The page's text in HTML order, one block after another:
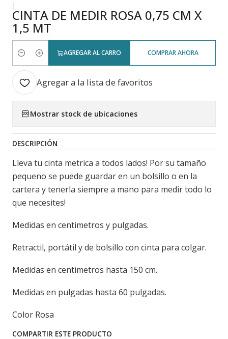
|
CINTA DE MEDIR ROSA 0,75 CM X
1,5 MT
Cantidad
AGREGAR AL CARRO COMPRAR AHORA
Agregar a la lista de favoritos
Mostrar stock de ubicaciones
DESCRIPCIÓN
Lleva tu cinta metrica a todos lados! Por su tamaño
pequeno se puede guardar en un bolsillo o en la
cartera y tenerla siempre a mano para medir todo lo
que necesites!
Medidas en centimetros y pulgadas.
Retractil, portátil y de bolsillo con cinta para colgar.
Medidas en centimetros hasta 150 cm.
Medidas en pulgadas hasta 60 pulgadas.
Color Rosa
COMPARTIR ESTE PRODUCTO